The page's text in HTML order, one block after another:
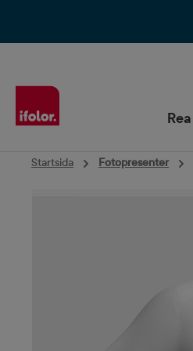
Rea
Startsida Fotopresenter